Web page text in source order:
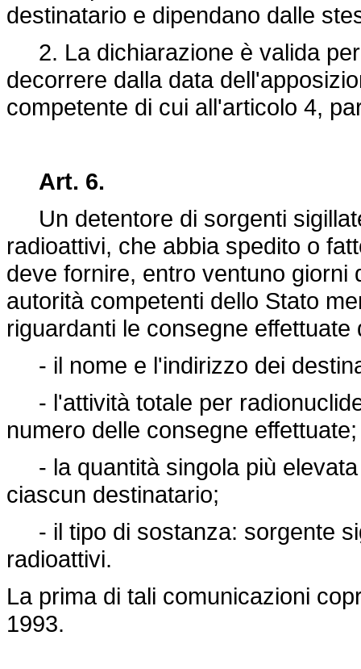
destinatario e dipendano dalle
2. La dichiarazione è valida
decorrere dalla data
competente di cui all'articolo 4,
Art. 6.
Un detentore di sorgenti
radioattivi, che abbia spedito o
deve fornire, entro ventuno giorni
autorità competenti dello Stato
riguardanti le consegne
- il nome e l'indirizzo dei
- l'attività totale per
numero delle consegne effettuate;
- la quantità singola più
ciascun destinatario;
- il tipo di sostanza: sorgente
radioattivi.
La prima di tali comunicazioni
1993.